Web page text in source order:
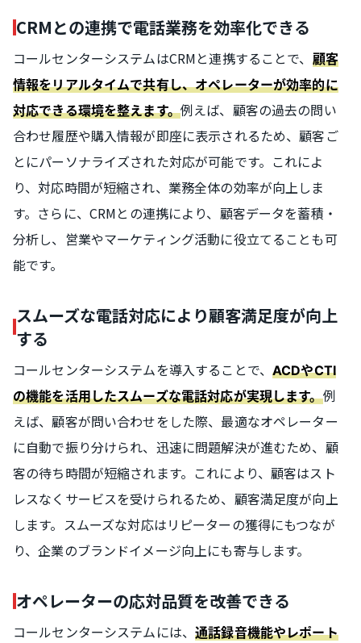
CRMとの連携で電話業務を効率化できる
コールセンターシステムはCRMと連携することで、 顧客
情報をリアルタイムで共有し、オペレーターが効率的に
対応できる環境を整えます。例えば、顧客の過去の問い
合わせ履歴や購入情報が即座に表示されるため、顧客ご
とにパーソナライズされた対応が可能です。これによ
り、対応時間が短縮され、業務全体の効率が向上しま
す。さらに、CRMとの連携により、顧客データを蓄積・
分析し、営業やマーケティング活動に役立てることも可
能です。
スムーズな電話対応により顧客満足度が向上
する
コールセンターシステムを導入することで、 ACDやCTI
の機能を活用したスムーズな電話対応が実現します。例
えば、顧客が問い合わせをした際、最適なオペレーター
に自動で振り分けられ、迅速に問題解決が進むため、顧
客の待ち時間が短縮されます。これにより、顧客はスト
レスなくサービスを受けられるため、顧客満足度が向上
します。スムーズな対応はリピーターの獲得にもつなが
り、企業のブランドイメージ向上にも寄与します。
オペレーターの応対品質を改善できる
コールセンターシステムには、通話録音機能やレポート